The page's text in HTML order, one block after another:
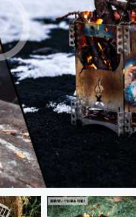
チャレンジ
CAMPFIRE for
CAMPFIREふ